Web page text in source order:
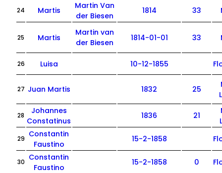
24 Martis
Martin Van
der Biesen
1814 33
25 Martis
Martin van
der Biesen
1814-01-01 33
26 Luisa 10-12-1855
27 Juan Martis 1832 25
28
Johannes
Constatinus
1836 21
29
Constantin
Faustino
15-2-1858
30
Constantin
Faustino
15-2-1858 0